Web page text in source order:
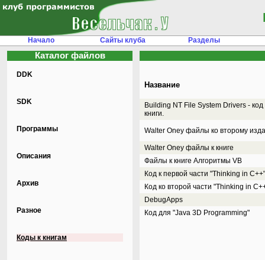
Начало Сайты клуба Разделы
Каталог файлов
DDK
SDK
Программы
Описания
Архив
Разное
Коды к книгам
Название
Building NT File System Drivers -
книги.
Walter Oney файлы ко второму
Walter Oney файлы к книге
Файлы к книге Алгоритмы VB
Код к первой части "Thinking in C++"
Код ко второй части "Thinking in
DebugApps
Код для "Java 3D Programming"